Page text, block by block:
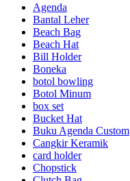
Agenda
Bantal Leher
Beach Bag
Beach Hat
Bill Holder
Boneka
botol bowling
Botol Minum
box set
Bucket Hat
Buku Agenda Custom
Cangkir Keramik
card holder
Chopstick